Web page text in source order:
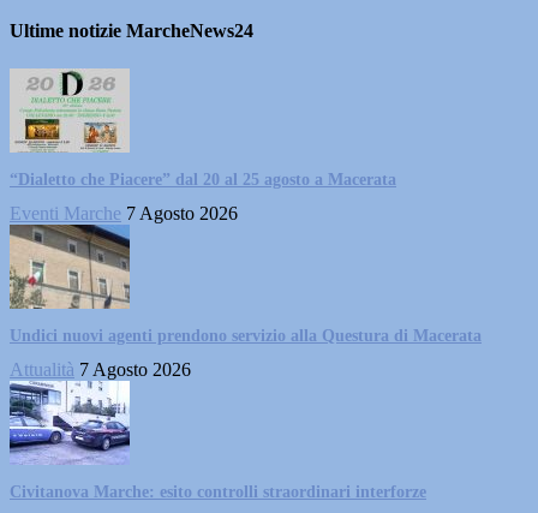
Ultime notizie MarcheNews24
“Dialetto che Piacere” dal 20 al 25 agosto a Macerata
Eventi Marche 7 Agosto 2026
Undici nuovi agenti prendono servizio alla Questura di Macerata
Attualità 7 Agosto 2026
Civitanova Marche: esito controlli straordinari interforze